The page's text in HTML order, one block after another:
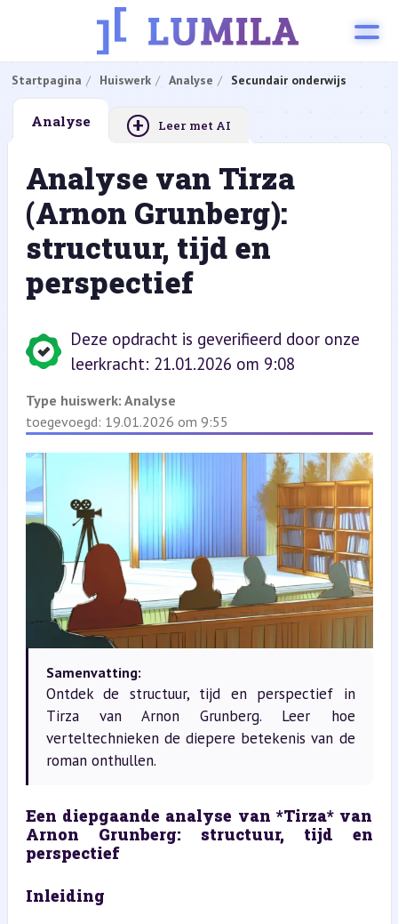
Startpagina Huiswerk Analyse Secundair onderwijs
Analyse + Leer met AI
Analyse van Tirza
(Arnon Grunberg):
structuur, tijd en
perspectief
Deze opdracht is geverifieerd door onze
leerkracht: 21.01.2026 om 9:08
Type huiswerk: Analyse
toegevoegd: 19.01.2026 om 9:55
Samenvatting:
Ontdek de structuur, tijd en perspectief in
Tirza van Arnon Grunberg. Leer hoe
verteltechnieken de diepere betekenis van de
roman onthullen.
Een diepgaande analyse van *Tirza* van
Arnon Grunberg: structuur, tijd en
perspectief
Inleiding